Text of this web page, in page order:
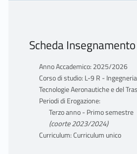
Scheda Insegnamento
Anno Accademico: 2025/2026
Corso di studio: L-9 R -
Tecnologie Aeronautiche e del
Periodi di Erogazione:
Terzo anno - Primo semestre
(coorte 2023/2024)
Curriculum: Curriculum unico